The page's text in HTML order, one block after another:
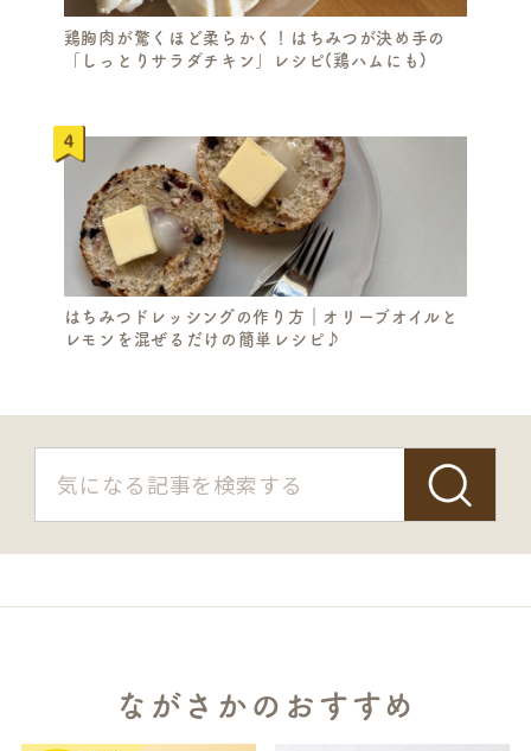
鶏胸肉が驚くほど柔らかく！はちみつが決め手の
「しっとりサラダチキン」レシピ(鶏ハムにも)
はちみつドレッシングの作り方｜オリーブオイルと
レモンを混ぜるだけの簡単レシピ♪
A
C
H
ながさかのおすすめ